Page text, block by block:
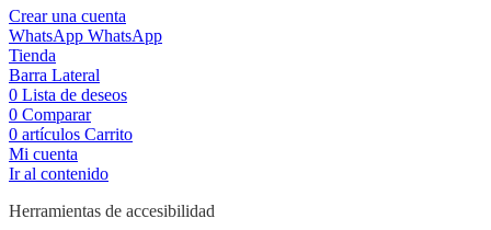
Crear una cuenta
WhatsApp WhatsApp
Tienda
Barra Lateral
0 Lista de deseos
0 Comparar
0 artículos Carrito
Mi cuenta
Ir al contenido
Herramientas de accesibilidad